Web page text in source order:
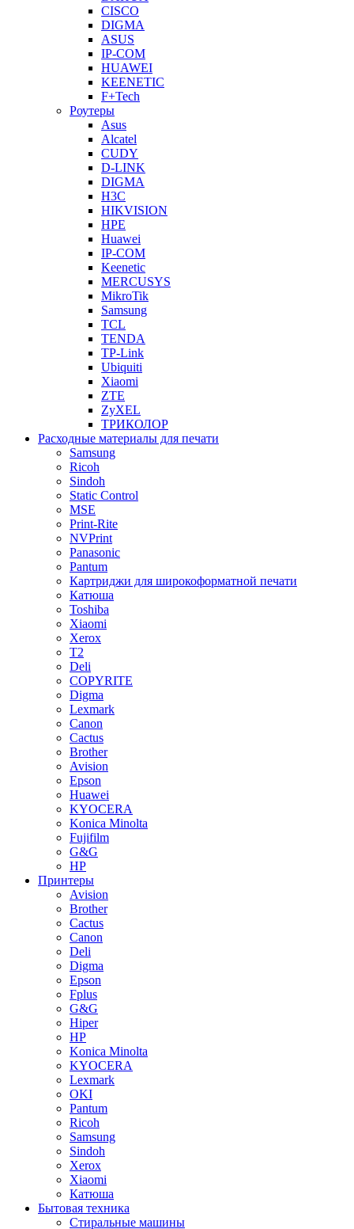
CISCO
DIGMA
ASUS
IP-COM
HUAWEI
KEENETIC
F+Tech
Роутеры
Asus
Alcatel
CUDY
D-LINK
DIGMA
H3C
HIKVISION
HPE
Huawei
IP-COM
Keenetic
MERCUSYS
MikroTik
Samsung
TCL
TENDA
TP-Link
Ubiquiti
Xiaomi
ZTE
ZyXEL
ТРИКОЛОР
Расходные материалы для печати
Samsung
Ricoh
Sindoh
Static Control
MSE
Print-Rite
NVPrint
Panasonic
Pantum
Картриджи для широкоформатной печати
Катюша
Toshiba
Xiaomi
Xerox
T2
Deli
COPYRITE
Digma
Lexmark
Canon
Cactus
Brother
Avision
Epson
Huawei
KYOCERA
Konica Minolta
Fujifilm
G&G
HP
Принтеры
Avision
Brother
Cactus
Canon
Deli
Digma
Epson
Fplus
G&G
Hiper
HP
Konica Minolta
KYOCERA
Lexmark
OKI
Pantum
Ricoh
Samsung
Sindoh
Xerox
Xiaomi
Катюша
Бытовая техника
Стиральные машины